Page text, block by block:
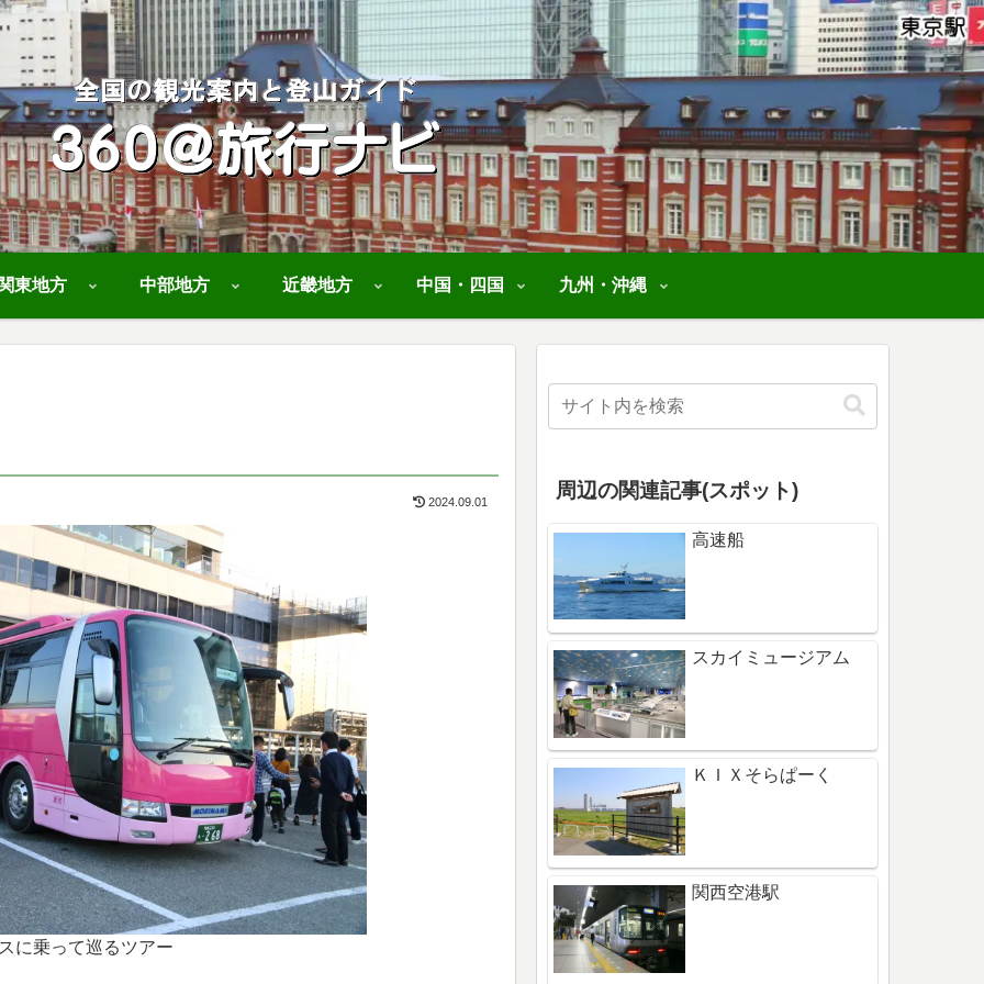
東地方 中部地方 近畿地方 中国・四国 九州・沖縄
2024.09.01
に乗って巡るツアー
周辺の関連記事(スポット)
高速船
スカイミュージアム
ＫＩＸそらぱーく
関西空港駅